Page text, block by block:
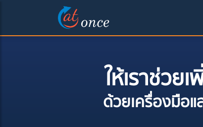
ให้เราช่วย
ด้วยเครื่องมือ